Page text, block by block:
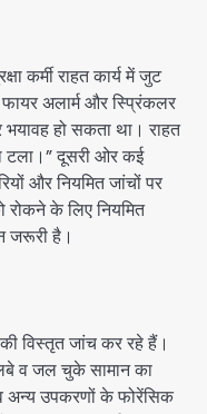
कर्मी राहत कार्य में जुट
अलार्म और स्प्रिंकलर
हो सकता था। राहत
टला।” दूसरी ओर कई
और नियमित जांचों पर
के लिए नियमित
जरूरी है।
विस्तृत जांच कर रहे हैं।
व जल चुके सामान का
अन्य उपकरणों के फोरेंसिक